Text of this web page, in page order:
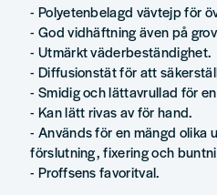
- Polyetenbelagd vävtejp för
- God vidhäftning även på
- Utmärkt väderbeständighet.
- Diffusionstät för att
- Smidig och lättavrullad för
- Kan lätt rivas av för hand.
- Används för en mängd olika
förslutning, fixering och
- Proffsens favoritval.